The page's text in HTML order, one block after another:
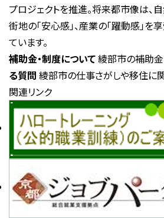
プロジェクトを推進。将来都市像は、自
街地の「安心感」、産業の「躍動感」を
ています。
補助金・制度について綾部市の補助
る質問 綾部市の仕事さがしや移住に
関連リンク